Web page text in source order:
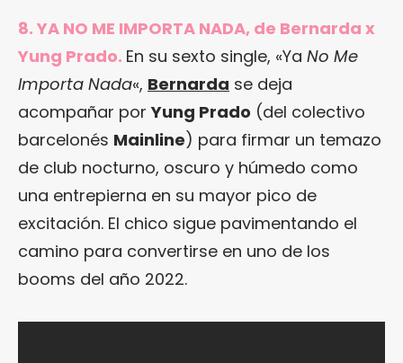
8. YA NO ME IMPORTA NADA, de Bernarda x
Yung Prado. En su sexto single, «Ya No Me
Importa Nada«, Bernarda se deja
acompañar porYung Prado (del colectivo
barcelonés Mainline) para firmar un temazo
de club nocturno, oscuro y húmedo como
una entrepierna en su mayor pico de
excitación. El chico sigue pavimentando el
camino para convertirse en uno de los
booms del año 2022.